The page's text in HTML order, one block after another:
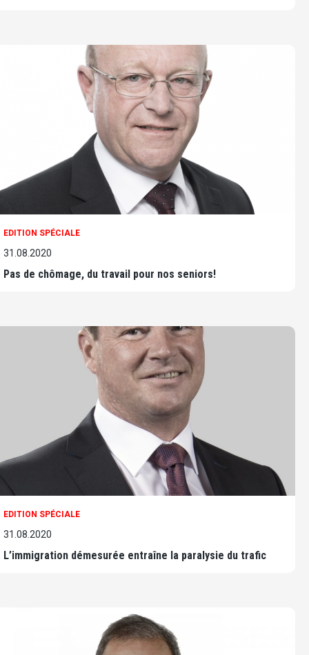
EDITION SPÉCIALE
31.08.2020
Pas de chômage, du travail pour nos seniors!
EDITION SPÉCIALE
31.08.2020
L’immigration démesurée entraîne la paralysie du trafic